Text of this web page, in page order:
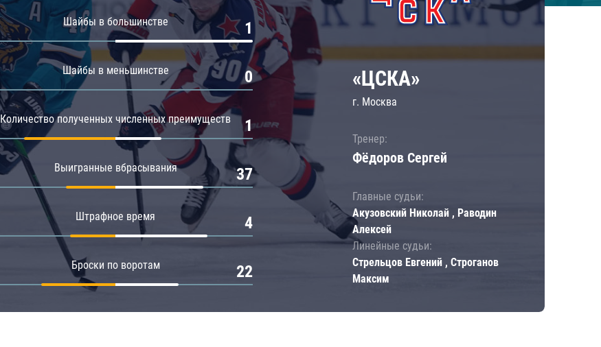
Амур
Барыс
Салават Юлаев
Шайбы в большинстве 1
Шайбы в меньшинстве 0
Количество полученных численных преимуществ 1
Выигранные вбрасывания 37
Штрафное время 4
Броски по воротам 22
«ЦСКА»
г. Москва
Тренер:
Фёдоров Сергей
Главные судьи:
Акузовский Николай , Раводин
Алексей
Линейные судьи:
Стрельцов Евгений , Строганов
Максим